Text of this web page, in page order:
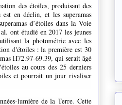
des étoiles, produisant des
en déclin, et les superamas
d’étoiles dans la Voie
ont étudié en 2017 les jeunes
la photométrie avec les
d'étoiles : la première est 30
H72.97-69.39, qui serait âgé
au cours des 25 derniers
et pourrait un jour rivaliser
lumière de la Terre. Cette